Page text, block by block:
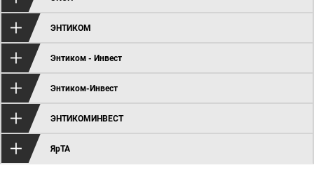
ЭНТИКОМ
Энтиком - Инвест
Энтиком-Инвест
ЭНТИКОМИНВЕСТ
ЯрТА